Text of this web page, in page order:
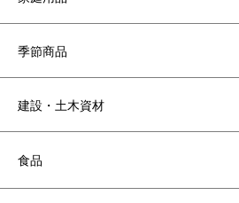
季節商品
建設・土木資材
食品